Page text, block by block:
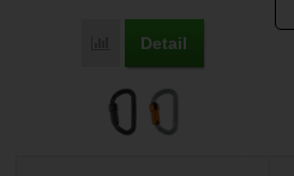
Porovnat
Detail